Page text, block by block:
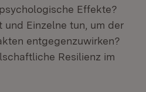
Effekte?
und Einzelne tun, um der
entgegenzuwirken?
Resilienz im